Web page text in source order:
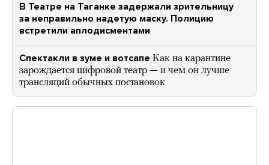
В Театре на Таганке задержали зрительницу
за неправильно надетую маску. Полицию
встретили аплодисментами
Спектакли в зуме и вотсапе Как на карантине
зарождается цифровой театр — и чем он лучше
трансляций обычных постановок